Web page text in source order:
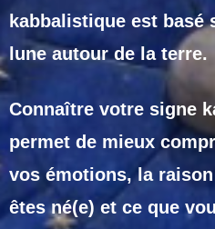
kabbalistique est basé
lune autour de la terre.
Connaître votre signe
permet de mieux
vos émotions, la
êtes né(e) et ce que